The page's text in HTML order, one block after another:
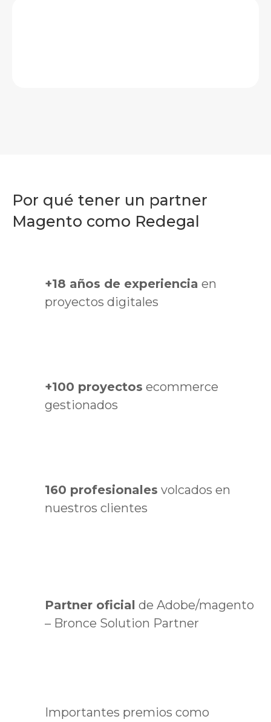
Por qué tener un partner
Magento como Redegal
+18 años de experiencia en
proyectos digitales
+100 proyectos ecommerce
gestionados
160 profesionales volcados en
nuestros clientes
Partner oficial de Adobe/magento
– Bronce Solution Partner
Importantes premios como